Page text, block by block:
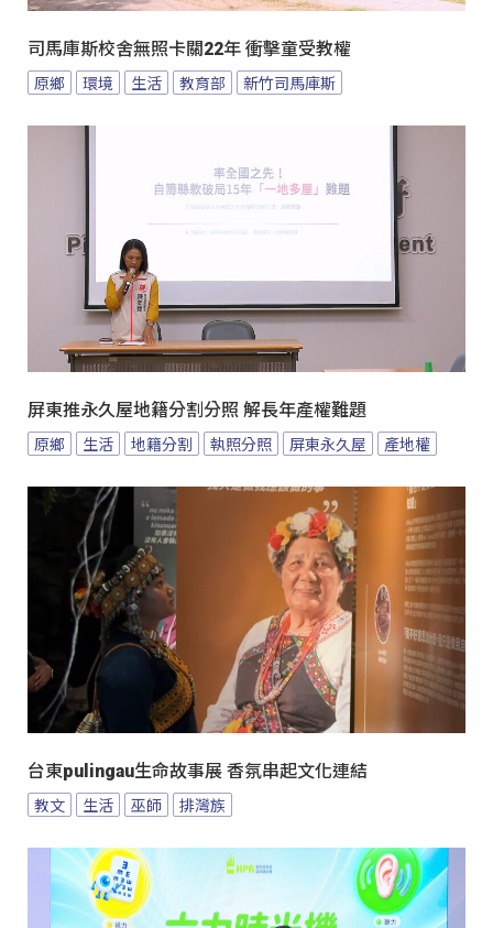
司馬庫斯校舍無照卡關22年 衝擊童受教權
原鄉 環境 生活 教育部 新竹司馬庫斯
屏東推永久屋地籍分割分照 解長年產權難題
原鄉 生活 地籍分割 執照分照 屏東永久屋 產地權
台東pulingau生命故事展 香氛串起文化連結
教文 生活 巫師 排灣族